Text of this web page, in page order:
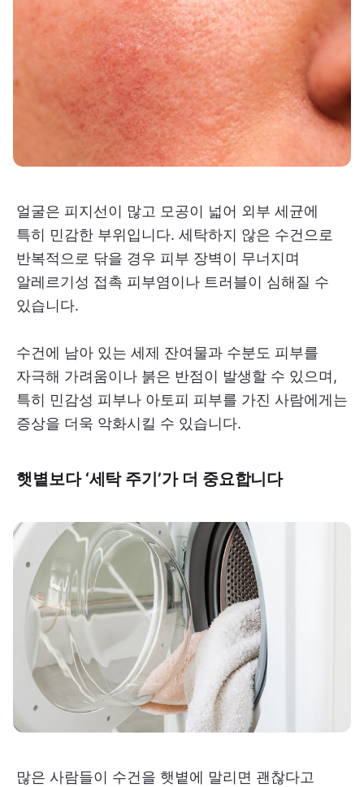
얼굴은 피지선이 많고 모공이 넓어 외부 세균에
특히 민감한 부위입니다. 세탁하지 않은 수건으로
반복적으로 닦을 경우 피부 장벽이 무너지며
알레르기성 접촉 피부염이나 트러블이 심해질 수
있습니다.
수건에 남아 있는 세제 잔여물과 수분도 피부를
자극해 가려움이나 붉은 반점이 발생할 수 있으며,
특히 민감성 피부나 아토피 피부를 가진 사람에게는
증상을 더욱 악화시킬 수 있습니다.
햇볕보다 ‘세탁 주기’가 더 중요합니다
많은 사람들이 수건을 햇볕에 말리면 괜찮다고